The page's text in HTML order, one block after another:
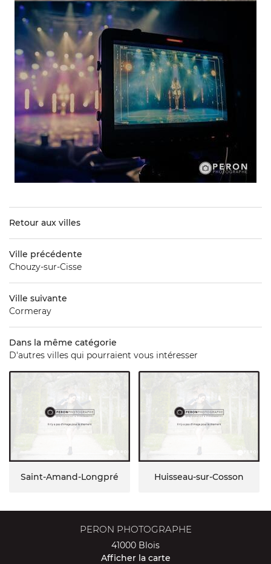
Retour aux villes
Ville précédente
Chouzy-sur-Cisse
Ville suivante
Cormeray
Dans la même catégorie
D'autres villes qui pourraient vous intéresser
Saint-Amand-Longpré Huisseau-sur-Cosson
PERON PHOTOGRAPHE
41000 Blois
Afficher la carte